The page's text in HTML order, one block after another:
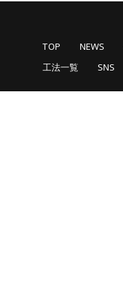
TOP
NEWS
工法一覧
SNS